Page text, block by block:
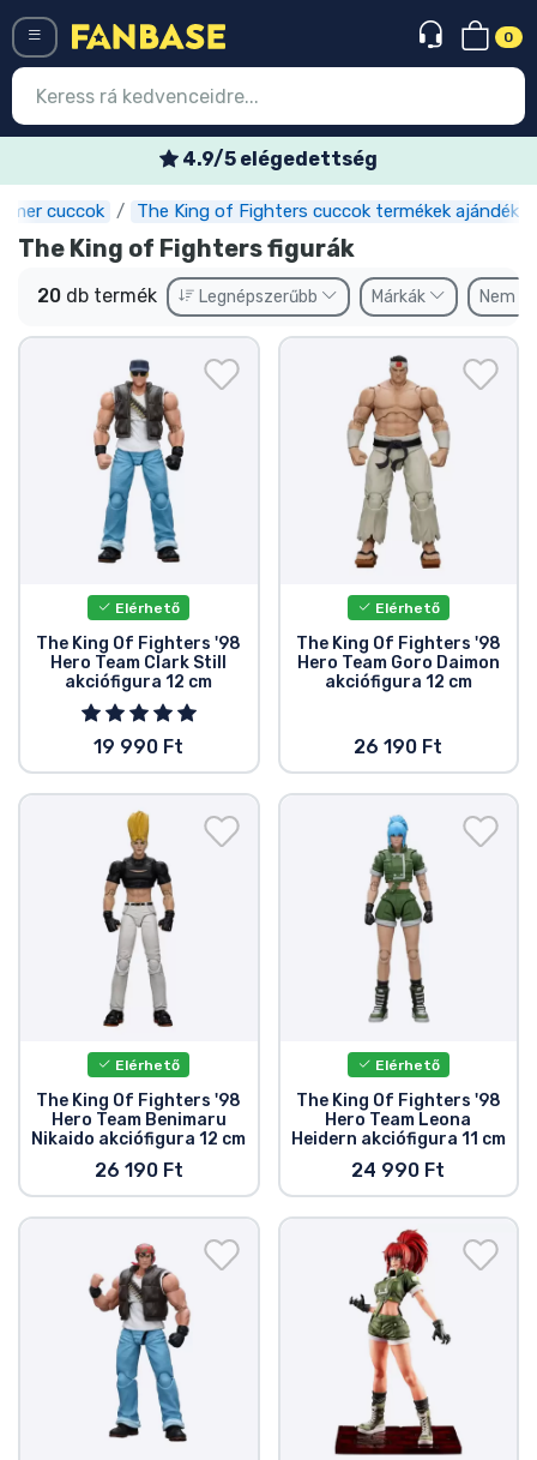
0
Heti akciós ajánlatok
cuccok The King of Fighters cuccok termékek ajándékok
The King of Fighters figurák
20 db termék Legnépszerűbb Márkák Nem
Elérhető
The King Of Fighters '98
Hero Team Clark Still
akciófigura 12 cm
19 990 Ft
Elérhető
The King Of Fighters '98
Hero Team Goro Daimon
akciófigura 12 cm
26 190 Ft
Elérhető
The King Of Fighters '98
Hero Team Benimaru
Nikaido akciófigura 12 cm
26 190 Ft
Elérhető
The King Of Fighters '98
Hero Team Leona
Heidern akciófigura 11 cm
24 990 Ft
Belépés Regisztráció
Legújabb cuccok
Akciós ajánlatok
Express szállítás
Előrendelhető cuccok
Outlet cuccok
Ajándékkártya
Szállítás és fizetés
Sorozatos cuccok
Filmes cuccok
Mesés cuccok
Animés cuccok
Gamer cuccok
Sportos cuccok
Zenés cuccok
Terméktípusok